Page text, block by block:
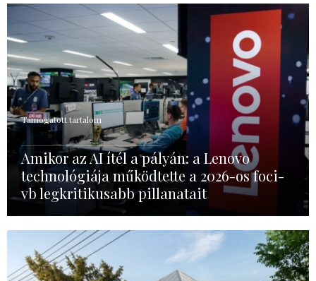
Támogatott tartalom
Amikor az AI ítél a pályán: a Lenovo
technológiája működtette a 2026-os foci-
vb legkritikusabb pillanatait